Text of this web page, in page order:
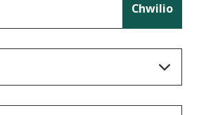
Chwilio